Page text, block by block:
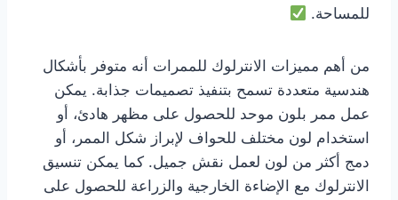
للمساحة.
من أهم مميزات الانترلوك للممرات أنه متوفر بأشكال
هندسية متعددة تسمح بتنفيذ تصميمات جذابة. يمكن
عمل ممر بلون موحد للحصول على مظهر هادئ، أو
استخدام لون مختلف للحواف لإبراز شكل الممر، أو
دمج أكثر من لون لعمل نقش جميل. كما يمكن تنسيق
الانترلوك مع الإضاءة الخارجية والزراعة للحصول على